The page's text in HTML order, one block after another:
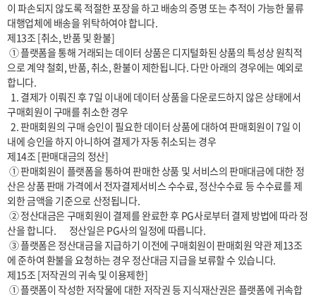
이 파손되지 않도록 적절한 포장을 하고 배송의 증명 또는 추적이 가능한 물류
대행업체에 배송을 위탁하여야 합니다.
제13조 [취소, 반품 및 환불]
으로 계약 철회, 반품, 취소, 환불이 제한됩니다. 다만 아래의 경우에는 예외로
합니다.
구매회원이 구매를 취소한 경우
  2. 판매회원의 구매 승인이 필요한 데이터 상품에 대하여 판매회원이 7일 이
내에 승인을 하지 아니하여 결제가 자동 취소되는 경우
제14조 [판매대금의 정산]
산은 상품 판매 가격에서 전자결제서비스 수수료, 정산수수료 등 수수료를 제
외한 금액을 기준으로 산정됩니다.
산을 합니다.       정산일은 PG사의 일정에 따릅니다.
에 준하여 환불을 요청하는 경우 정산대금 지급을 보류할 수 있습니다.
제15조 [저작권의 귀속 및 이용제한]